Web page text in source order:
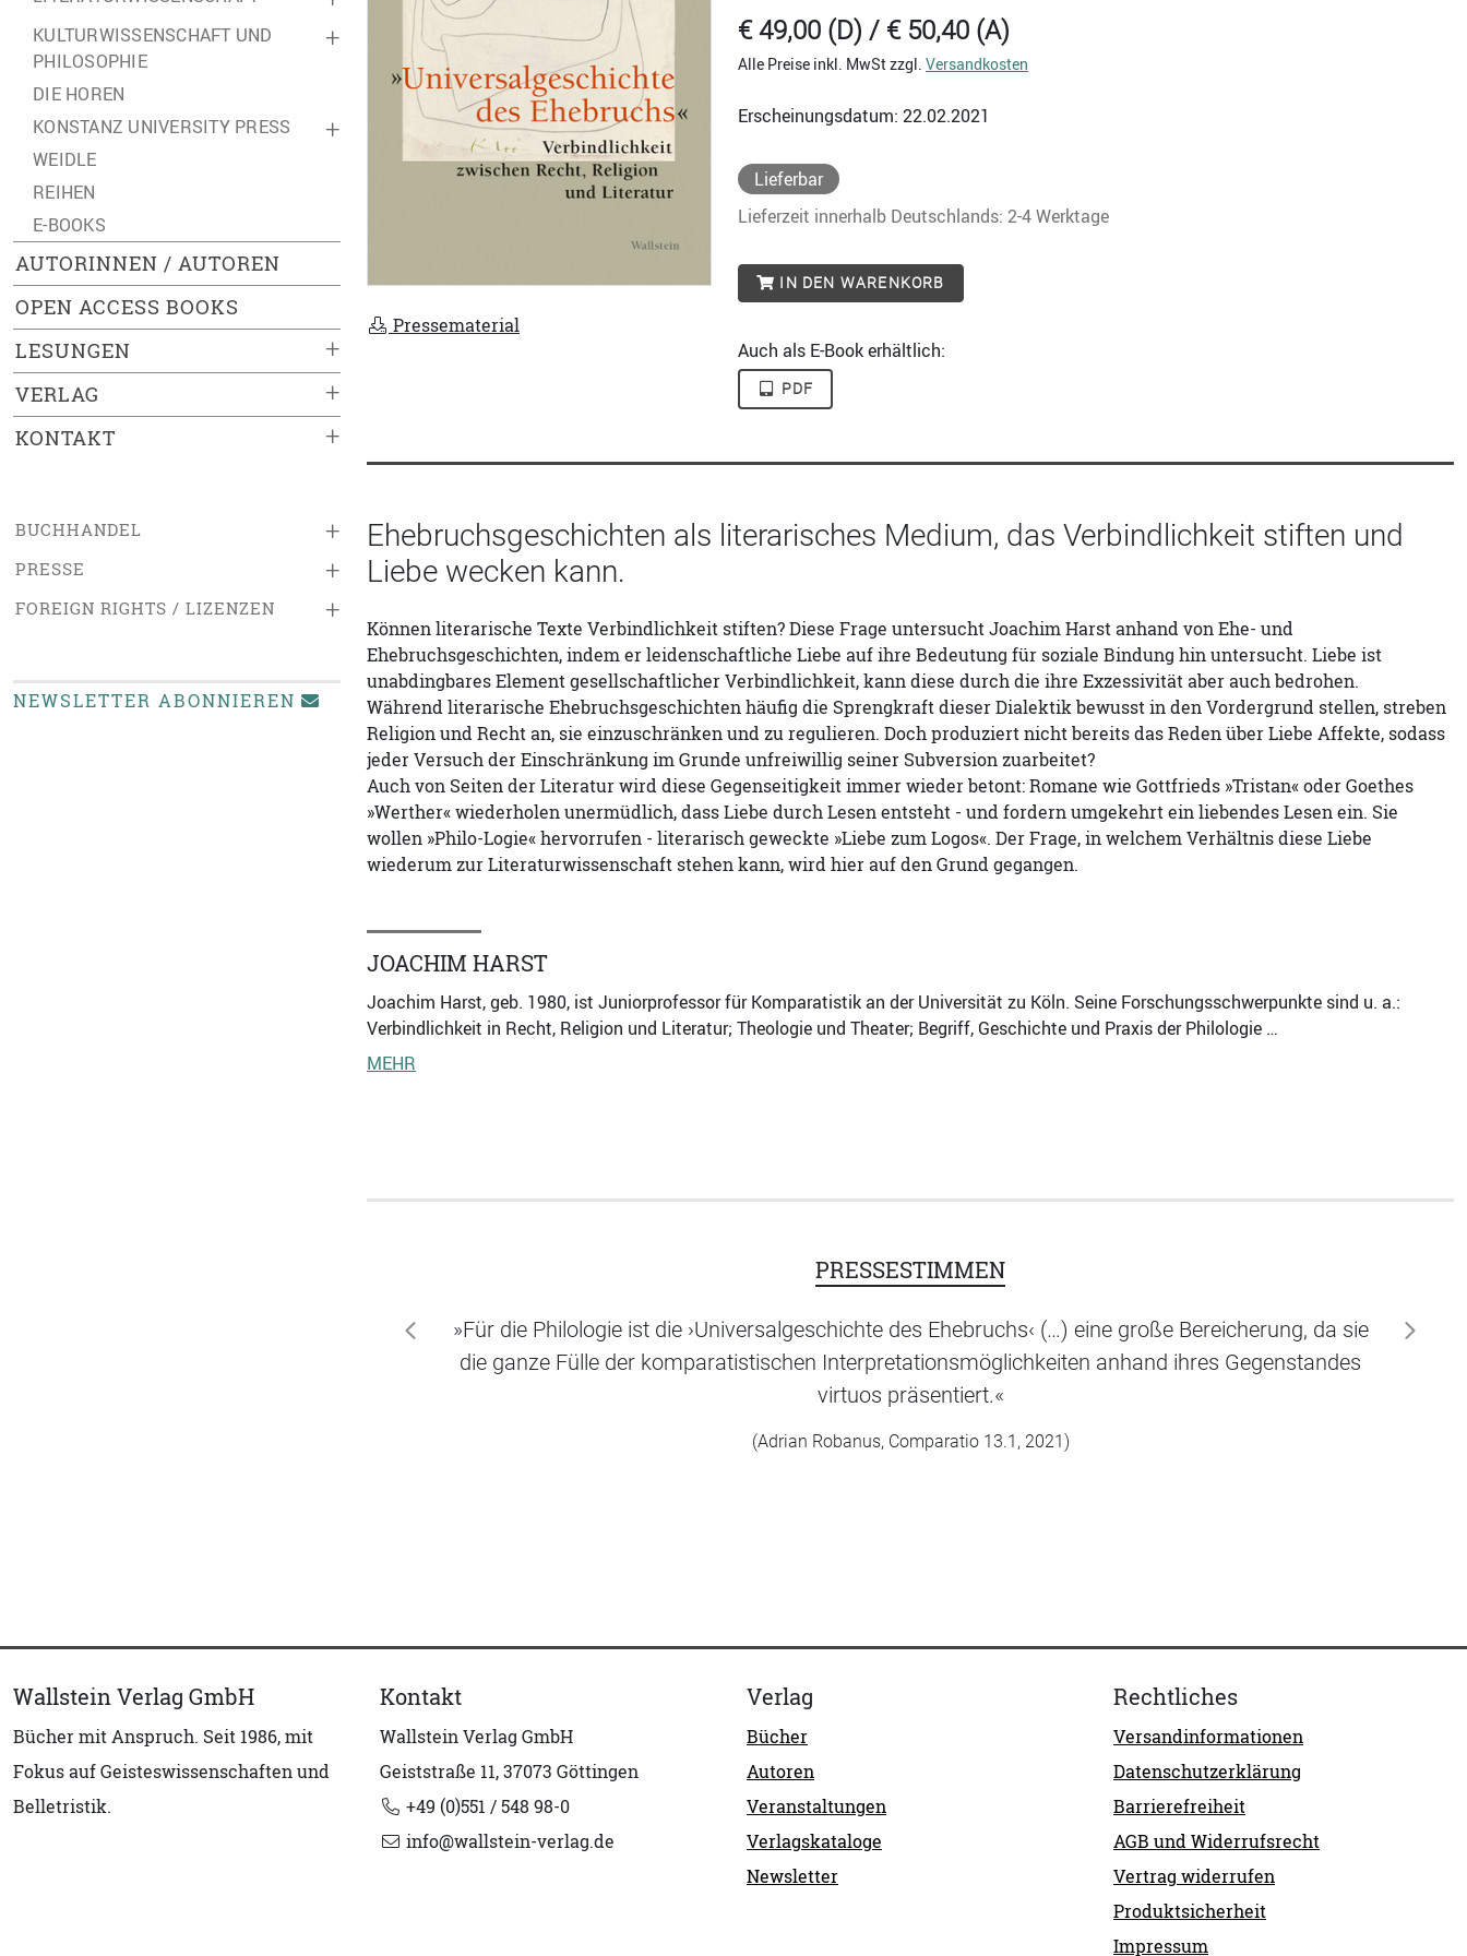
+
KULTURWISSENSCHAFT UND
PHILOSOPHIE
DIE HOREN
+
KONSTANZ UNIVERSITY PRESS
WEIDLE
REIHEN
E-BOOKS
AUTORINNEN / AUTOREN
OPEN ACCESS BOOKS
+
LESUNGEN
+
VERLAG
+
KONTAKT
+
BUCHHANDEL
+
PRESSE
+
FOREIGN RIGHTS / LIZENZEN
NEWSLETTER ABONNIEREN
Pressematerial
€ 49,00 (D) / € 50,40 (A)
Alle Preise inkl. MwSt zzgl. Versandkosten
Erscheinungsdatum: 22.02.2021
Lieferbar
Lieferzeit innerhalb Deutschlands: 2-4 Werktage
IN DEN WARENKORB
Auch als E-Book erhältlich:
PDF
Ehebruchsgeschichten als literarisches Medium, das Verbindlichkeit stiften und
Liebe wecken kann.
Können literarische Texte Verbindlichkeit stiften? Diese Frage untersucht Joachim Harst anhand von Ehe- und
Ehebruchsgeschichten, indem er leidenschaftliche Liebe auf ihre Bedeutung für soziale Bindung hin untersucht. Liebe ist
unabdingbares Element gesellschaftlicher Verbindlichkeit, kann diese durch die ihre Exzessivität aber auch bedrohen.
Während literarische Ehebruchsgeschichten häufig die Sprengkraft dieser Dialektik bewusst in den Vordergrund stellen, streben
Religion und Recht an, sie einzuschränken und zu regulieren. Doch produziert nicht bereits das Reden über Liebe Affekte, sodass
jeder Versuch der Einschränkung im Grunde unfreiwillig seiner Subversion zuarbeitet?
Auch von Seiten der Literatur wird diese Gegenseitigkeit immer wieder betont: Romane wie Gottfrieds »Tristan« oder Goethes
»Werther« wiederholen unermüdlich, dass Liebe durch Lesen entsteht - und fordern umgekehrt ein liebendes Lesen ein. Sie
wollen »Philo-Logie« hervorrufen - literarisch geweckte »Liebe zum Logos«. Der Frage, in welchem Verhältnis diese Liebe
wiederum zur Literaturwissenschaft stehen kann, wird hier auf den Grund gegangen.
JOACHIM HARST
Joachim Harst, geb. 1980, ist Juniorprofessor für Komparatistik an der Universität zu Köln. Seine Forschungsschwerpunkte sind u. a.:
Verbindlichkeit in Recht, Religion und Literatur; Theologie und Theater; Begriff, Geschichte und Praxis der Philologie …
MEHR
PRESSESTIMMEN
»Für die Philologie ist die ›Universalgeschichte des Ehebruchs‹ (…) eine große Bereicherung, da sie
die ganze Fülle der komparatistischen Interpretationsmöglichkeiten anhand ihres Gegenstandes
virtuos präsentiert.«
(Adrian Robanus, Comparatio 13.1, 2021)
zurück weiter
Wallstein Verlag GmbH
Bücher mit Anspruch. Seit 1986, mit
Fokus auf Geisteswissenschaften und
Belletristik.
Kontakt
Wallstein Verlag GmbH
Geiststraße 11, 37073 Göttingen
+49 (0)551 / 548 98-0
info@wallstein-verlag.de
Verlag
Bücher
Autoren
Veranstaltungen
Verlagskataloge
Newsletter
Rechtliches
Versandinformationen
Datenschutzerklärung
Barrierefreiheit
AGB und Widerrufsrecht
Vertrag widerrufen
Produktsicherheit
Impressum